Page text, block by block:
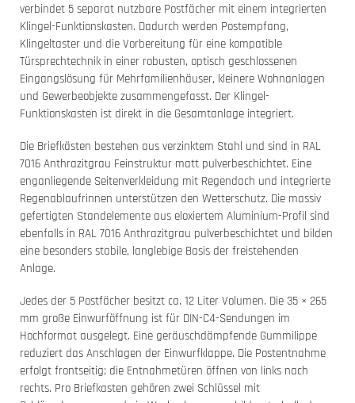
verbindet 5 separat nutzbare Postfächer mit einem integrierten
Klingel-Funktionskasten. Dadurch werden Postempfang,
Klingeltaster und die Vorbereitung für eine kompatible
Türsprechtechnik in einer robusten, optisch geschlossenen
Eingangslösung für Mehrfamilienhäuser, kleinere Wohnanlagen
und Gewerbeobjekte zusammengefasst. Der Klingel-
Funktionskasten ist direkt in die Gesamtanlage integriert.
Die Briefkästen bestehen aus verzinktem Stahl und sind in RAL
7016 Anthrazitgrau Feinstruktur matt pulverbeschichtet. Eine
enganliegende Seitenverkleidung mit Regendach und integrierte
Regenablaufrinnen unterstützen den Wetterschutz. Die massiv
gefertigten Standelemente aus eloxiertem Aluminium-Profil sind
ebenfalls in RAL 7016 Anthrazitgrau pulverbeschichtet und bilden
eine besonders stabile, langlebige Basis der freistehenden
Anlage.
Jedes der 5 Postfächer besitzt ca. 12 Liter Volumen. Die 35 × 265
mm große Einwurföffnung ist für DIN-C4-Sendungen im
Hochformat ausgelegt. Eine geräuschdämpfende Gummilippe
reduziert das Anschlagen der Einwurfklappe. Die Postentnahme
erfolgt frontseitig; die Entnahmetüren öffnen von links nach
rechts. Pro Briefkasten gehören zwei Schlüssel mit